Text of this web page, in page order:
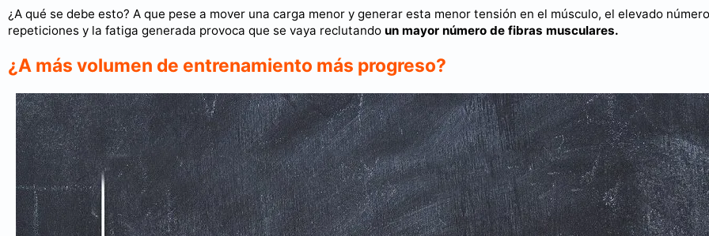
¿A qué se debe esto? A que pese a mover una carga menor y generar esta menor tensión en el músculo, el elevado
repeticiones y la fatiga generada provoca que se vaya reclutando un mayor número de fibras musculares.
¿A más volumen de entrenamiento más progreso?